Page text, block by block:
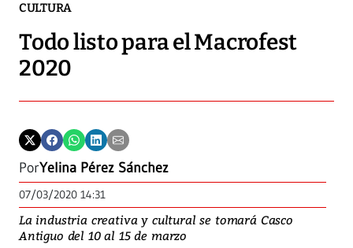
CULTURA
Todo listo para el Macrofest
2020
PorYelina Pérez Sánchez
07/03/2020 14:31
La industria creativa y cultural se tomará Casco
Antiguo del 10 al 15 de marzo